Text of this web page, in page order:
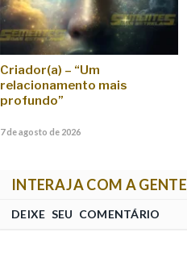
Criador(a) – “Um
relacionamento mais
profundo”
7 de agosto de 2026
INTERAJA COM A GENTE
DEIXE SEU COMENTÁRIO